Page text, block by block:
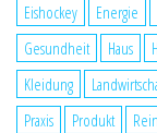
Eishockey
Energie
Gesundheit
Haus
Kleidung
Praxis
Produkt